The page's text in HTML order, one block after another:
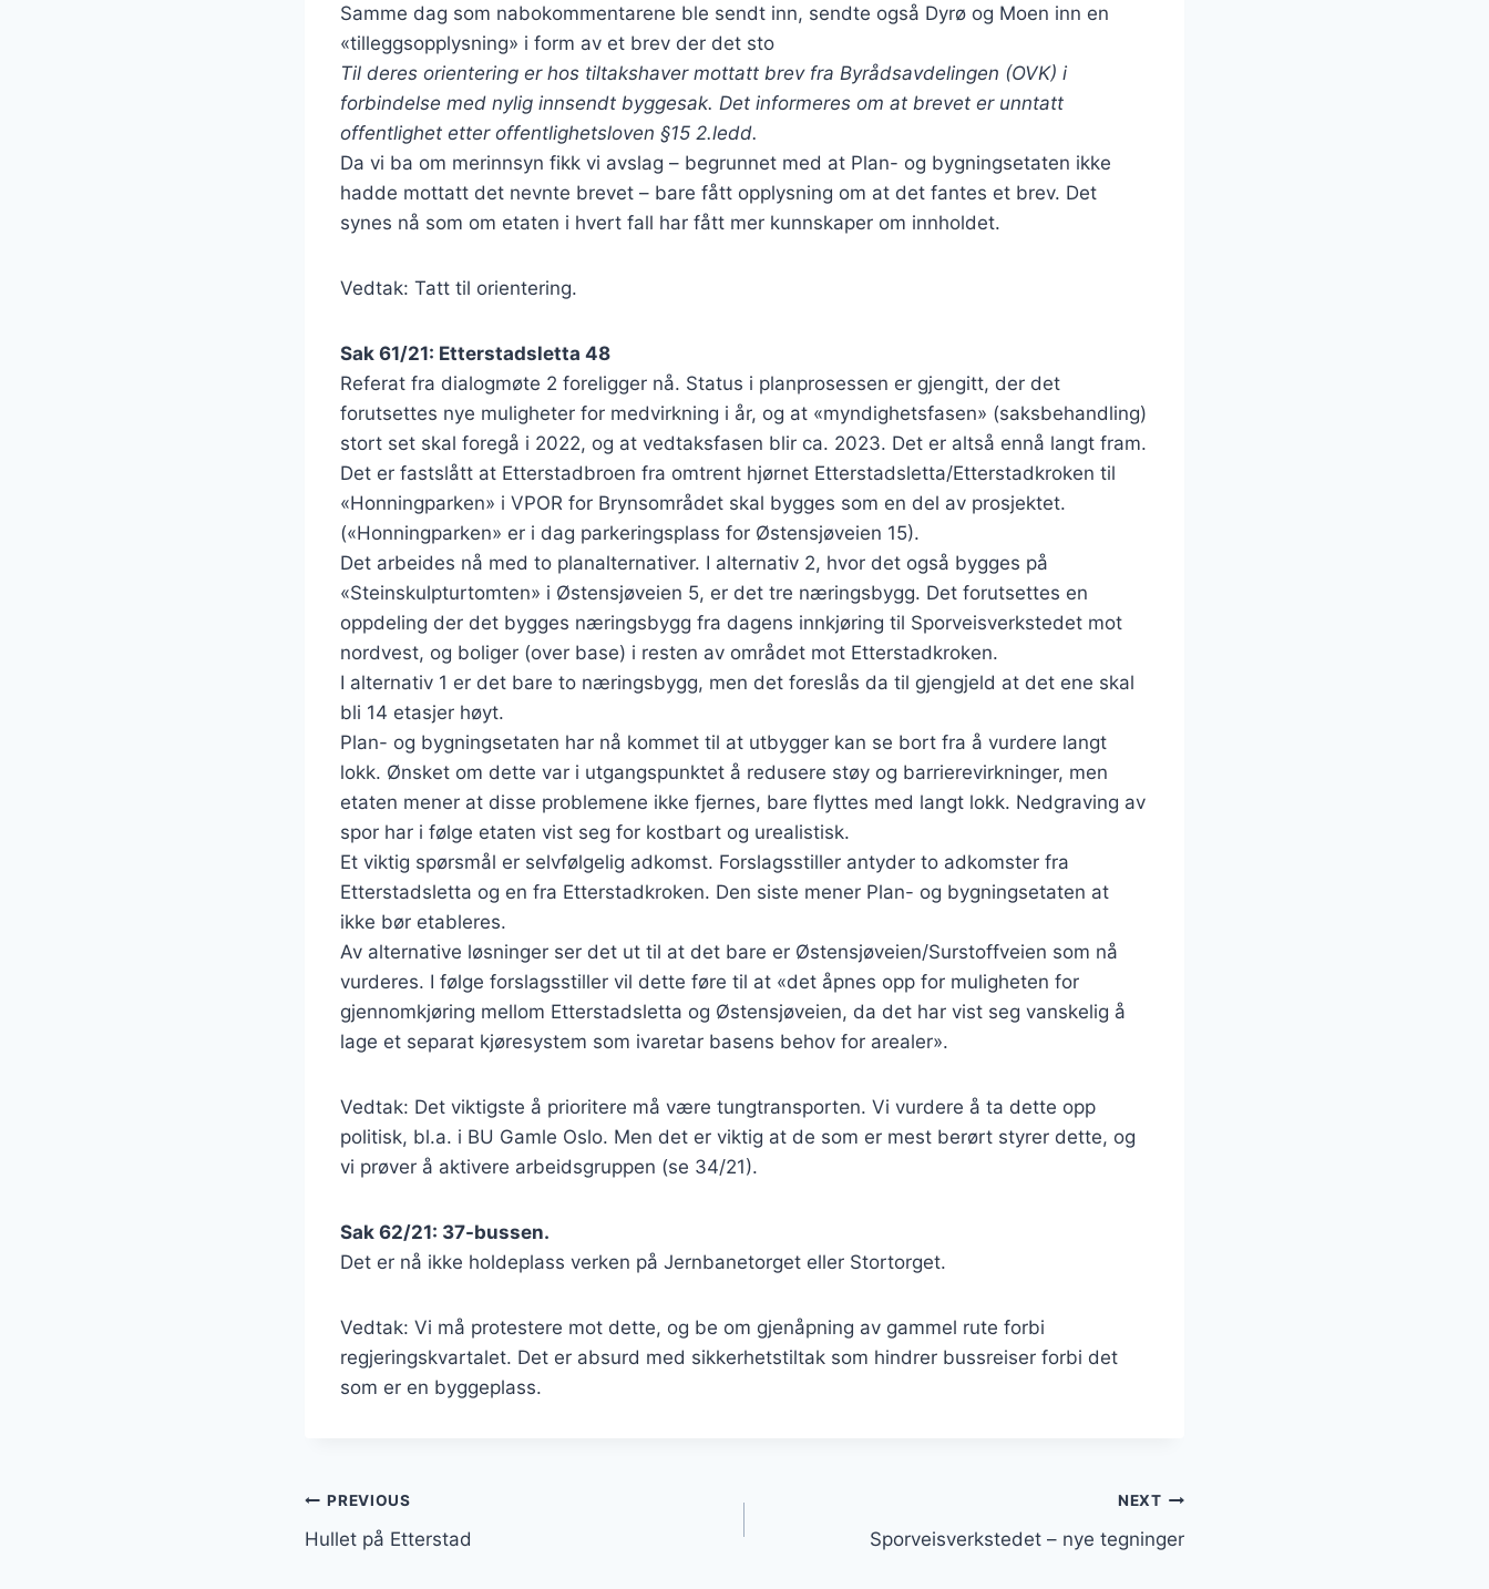
Samme dag som nabokommentarene ble sendt inn, sendte også Dyrø og Moen inn en
«tilleggsopplysning» i form av et brev der det sto
Til deres orientering er hos tiltakshaver mottatt brev fra Byrådsavdelingen (OVK) i
forbindelse med nylig innsendt byggesak. Det informeres om at brevet er unntatt
offentlighet etter offentlighetsloven §15 2.ledd.
Da vi ba om merinnsyn fikk vi avslag – begrunnet med at Plan- og bygningsetaten ikke
hadde mottatt det nevnte brevet – bare fått opplysning om at det fantes et brev. Det
synes nå som om etaten i hvert fall har fått mer kunnskaper om innholdet.
Vedtak: Tatt til orientering.
Sak 61/21: Etterstadsletta 48
Referat fra dialogmøte 2 foreligger nå. Status i planprosessen er gjengitt, der det
forutsettes nye muligheter for medvirkning i år, og at «myndighetsfasen» (saksbehandling)
stort set skal foregå i 2022, og at vedtaksfasen blir ca. 2023. Det er altså ennå langt fram.
Det er fastslått at Etterstadbroen fra omtrent hjørnet Etterstadsletta/Etterstadkroken til
«Honningparken» i VPOR for Brynsområdet skal bygges som en del av prosjektet.
(«Honningparken» er i dag parkeringsplass for Østensjøveien 15).
Det arbeides nå med to planalternativer. I alternativ 2, hvor det også bygges på
«Steinskulpturtomten» i Østensjøveien 5, er det tre næringsbygg. Det forutsettes en
oppdeling der det bygges næringsbygg fra dagens innkjøring til Sporveisverkstedet mot
nordvest, og boliger (over base) i resten av området mot Etterstadkroken.
I alternativ 1 er det bare to næringsbygg, men det foreslås da til gjengjeld at det ene skal
bli 14 etasjer høyt.
Plan- og bygningsetaten har nå kommet til at utbygger kan se bort fra å vurdere langt
lokk. Ønsket om dette var i utgangspunktet å redusere støy og barrierevirkninger, men
etaten mener at disse problemene ikke fjernes, bare flyttes med langt lokk. Nedgraving av
spor har i følge etaten vist seg for kostbart og urealistisk.
Et viktig spørsmål er selvfølgelig adkomst. Forslagsstiller antyder to adkomster fra
Etterstadsletta og en fra Etterstadkroken. Den siste mener Plan- og bygningsetaten at
ikke bør etableres.
Av alternative løsninger ser det ut til at det bare er Østensjøveien/Surstoffveien som nå
vurderes. I følge forslagsstiller vil dette føre til at «det åpnes opp for muligheten for
gjennomkjøring mellom Etterstadsletta og Østensjøveien, da det har vist seg vanskelig å
lage et separat kjøresystem som ivaretar basens behov for arealer».
Vedtak: Det viktigste å prioritere må være tungtransporten. Vi vurdere å ta dette opp
politisk, bl.a. i BU Gamle Oslo. Men det er viktig at de som er mest berørt styrer dette, og
vi prøver å aktivere arbeidsgruppen (se 34/21).
Sak 62/21: 37-bussen.
Det er nå ikke holdeplass verken på Jernbanetorget eller Stortorget.
Vedtak: Vi må protestere mot dette, og be om gjenåpning av gammel rute forbi
regjeringskvartalet. Det er absurd med sikkerhetstiltak som hindrer bussreiser forbi det
som er en byggeplass.
Innleggsnavigasjon
PREVIOUS
Hullet på Etterstad
NEXT
Sporveisverkstedet – nye tegninger